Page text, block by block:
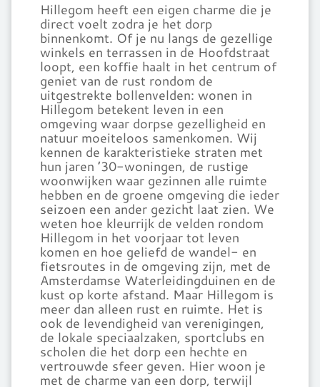
Hillegom heeft een eigen charme die je
direct voelt zodra je het dorp
binnenkomt. Of je nu langs de gezellige
winkels en terrassen in de Hoofdstraat
loopt, een koffie haalt in het centrum of
geniet van de rust rondom de
uitgestrekte bollenvelden: wonen in
Hillegom betekent leven in een
omgeving waar dorpse gezelligheid en
natuur moeiteloos samenkomen. Wij
kennen de karakteristieke straten met
hun jaren ’30-woningen, de rustige
woonwijken waar gezinnen alle ruimte
hebben en de groene omgeving die ieder
seizoen een ander gezicht laat zien. We
weten hoe kleurrijk de velden rondom
Hillegom in het voorjaar tot leven
komen en hoe geliefd de wandel- en
fietsroutes in de omgeving zijn, met de
Amsterdamse Waterleidingduinen en de
kust op korte afstand. Maar Hillegom is
meer dan alleen rust en ruimte. Het is
ook de levendigheid van verenigingen,
de lokale speciaalzaken, sportclubs en
scholen die het dorp een hechte en
vertrouwde sfeer geven. Hier woon je
met de charme van een dorp, terwijl